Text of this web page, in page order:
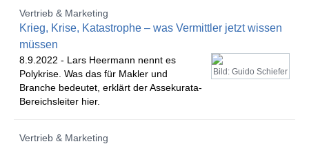
Vertrieb & Marketing
Krieg, Krise, Katastrophe – was Vermittler jetzt wissen
müssen
Bild: Guido Schiefer
8.9.2022 - Lars Heermann nennt es
Polykrise. Was das für Makler und
Branche bedeutet, erklärt der Assekurata-
Bereichsleiter hier.
Vertrieb & Marketing